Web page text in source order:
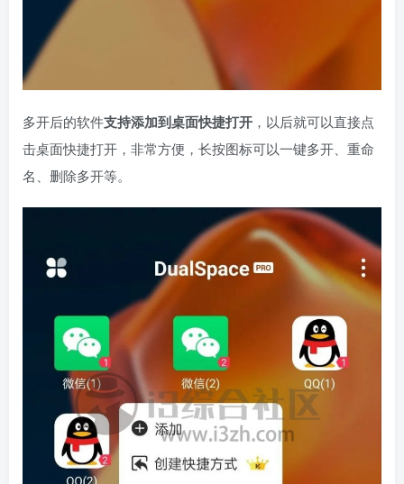
多开后的软件支持添加到桌面快捷打开 ，以后就可以直接点
击桌面快捷打开，非常方便，长按图标可以一键多开、重命
名、删除多开等。